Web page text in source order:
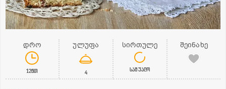
დრო
12წთ
ულუფა
4
სირთულე
საშუალო
შეინახე